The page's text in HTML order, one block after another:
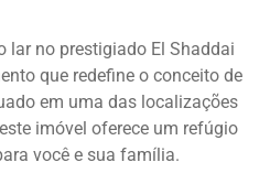
lar no prestigiado El Shaddai
que redefine o conceito de
em uma das localizações
imóvel oferece um refúgio
você e sua família.